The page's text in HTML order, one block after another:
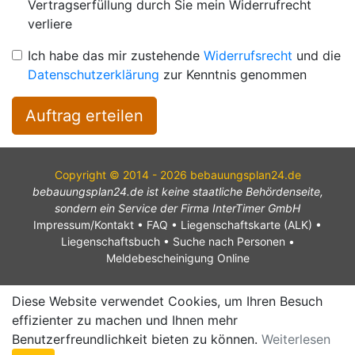
Vertragserfüllung durch Sie mein Widerrufrecht
verliere
Ich habe das mir zustehende Widerrufsrecht und die
Datenschutzerklärung zur Kenntnis genommen
Auftrag erteilen
Copyright © 2014 - 2026 bebauungsplan24.de
bebauungsplan24.de ist keine staatliche Behördenseite,
sondern ein Service der Firma InterTimer GmbH
Impressum/Kontakt • FAQ • Liegenschaftskarte (ALK) •
Liegenschaftsbuch• Suche nach Personen •
Meldebescheinigung Online
Diese Website verwendet Cookies, um Ihren Besuch
effizienter zu machen und Ihnen mehr
Benutzerfreundlichkeit bieten zu können. Weiterlesen